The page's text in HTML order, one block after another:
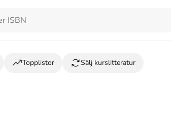
Topplistor Sälj kurslitteratur